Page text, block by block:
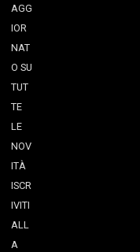
AGG
IOR
NAT
O SU
TUT
TE
LE
NOV
ITÀ
ISCR
IVITI
ALL
A